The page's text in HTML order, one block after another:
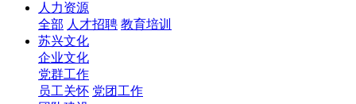
人力资源
全部 人才招聘 教育培训
苏兴文化
企业文化
党群工作
员工关怀 党团工作